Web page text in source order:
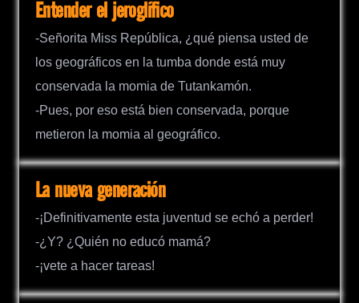
Entender el jeroglífico
-Señorita Miss República, ¿qué piensa usted de
los geográficos en la tumba donde está muy
conservada la momia de Tutankamón.
-Pues, por eso está bien conservada, porque
metieron la momia al geográfico.
La nueva generación
-¡Definitivamente esta juventud se echó a perder!
-¿Y? ¿Quién no educó mamá?
-¡vete a hacer tareas!